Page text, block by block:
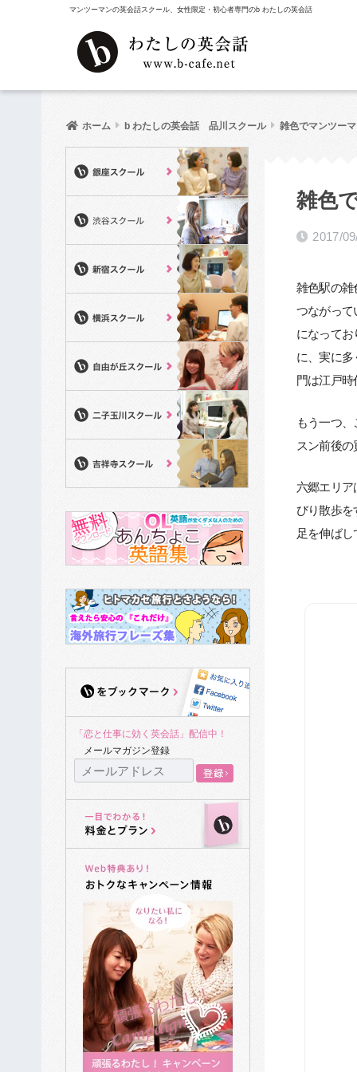
マンツーマンの英会話スクール、女性限定・初心者専門のb わたしの英会話
ホーム b わたしの英会話 品川スクール 雑色でマンツー
雑色
2017/
雑色駅の雑
つながって
になって
に、実に
門は江戸
もう一つ
スン前後
六郷エリ
びり散歩を
足を伸ば
「恋と仕事に効く英会話」配信中！
メールマガジン登録